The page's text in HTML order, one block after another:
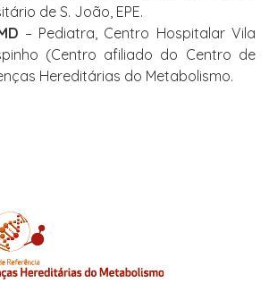
de S. João, EPE.
– Pediatra, Centro Hospitalar Vila
(Centro afiliado do Centro de
Hereditárias do Metabolismo.